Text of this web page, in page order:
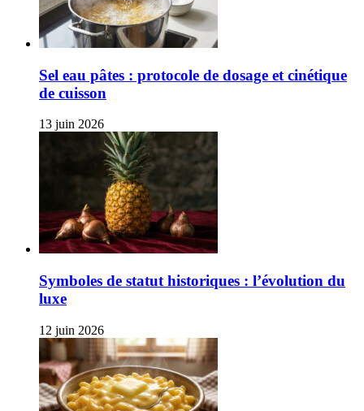
Sel eau pâtes : protocole de dosage et cinétique
de cuisson
13 juin 2026
Symboles de statut historiques : l’évolution du
luxe
12 juin 2026